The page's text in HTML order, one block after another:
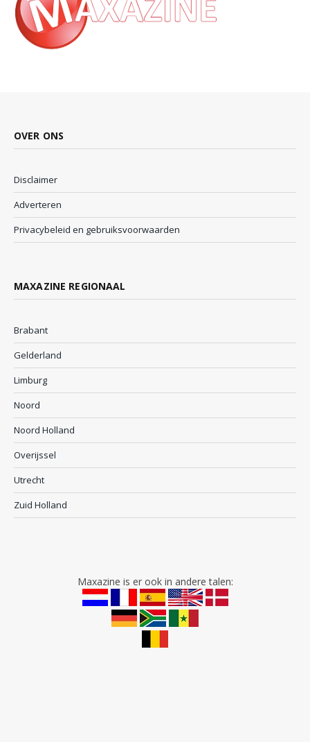
OVER ONS
Disclaimer
Adverteren
Privacybeleid en gebruiksvoorwaarden
MAXAZINE REGIONAAL
Brabant
Gelderland
Limburg
Noord
Noord Holland
Overijssel
Utrecht
Zuid Holland
Maxazine is er ook in andere talen: